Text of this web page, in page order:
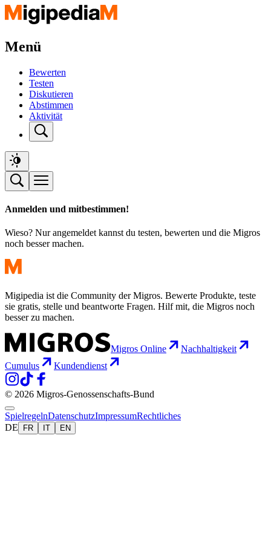
Menü
Bewerten
Testen
Diskutieren
Abstimmen
Aktivität
Anmelden und mitbestimmen!
Wieso? Nur angemeldet kannst du testen, bewerten und die Migros
noch besser machen.
Migipedia ist die Community der Migros. Bewerte Produkte, teste
sie gratis, stelle und beantworte Fragen. Hilf mit, die Migros noch
besser zu machen.
Migros Online
Nachhaltigkeit
Cumulus
Kundendienst
© 2026 Migros-Genossenschafts-Bund
SpielregelnDatenschutzImpressumRechtliches
DE
FR IT EN